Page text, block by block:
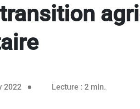
transition
202225 mai 2023Lecture : 2 min.